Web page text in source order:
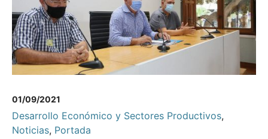
01/09/2021
Desarrollo Económico y Sectores Productivos,
Noticias, Portada